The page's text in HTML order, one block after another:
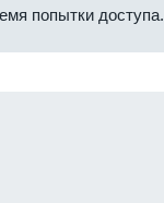
попытки доступа.